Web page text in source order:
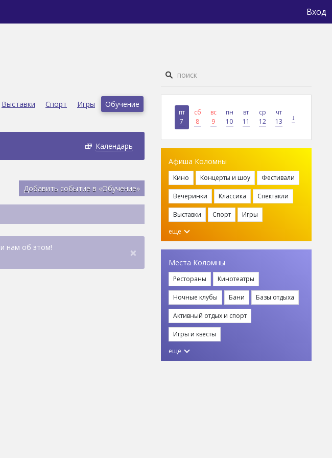
Вход
Выставки Спорт Игры
Обучение
Календарь
Добавить событие в «Обучение»
нам об этом!
×
пт
7
сб
8
вс
9
пн
10
вт
11
ср
12
чт
13
↓
Афиша Коломны
Кино Концерты и шоу Фестивали
Вечеринки Классика Спектакли
Выставки Спорт
Игры
еще
Места Коломны
Рестораны Кинотеатры
Ночные клубы Бани Базы отдыха
Активный отдых и спорт
Игры и квесты
еще